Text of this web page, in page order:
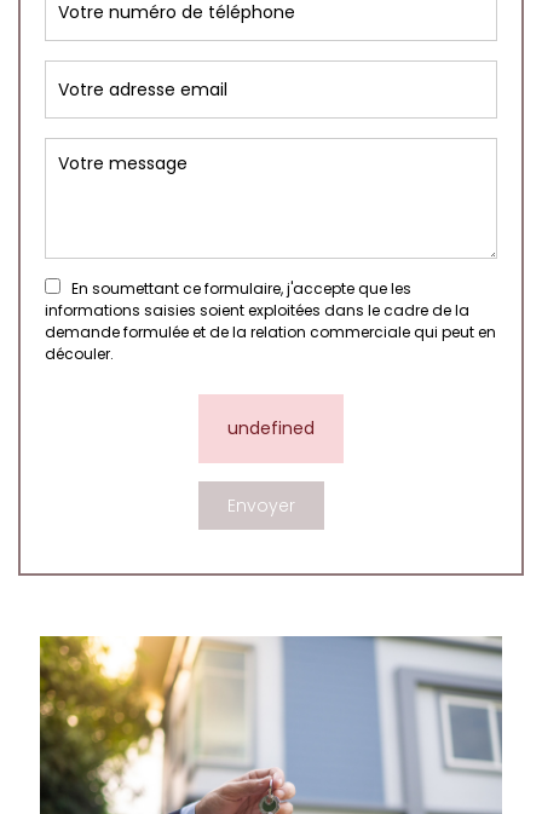
En soumettant ce formulaire, j'accepte que les
informations saisies soient exploitées dans le cadre de la
demande formulée et de la relation commerciale qui peut en
découler.
undefined